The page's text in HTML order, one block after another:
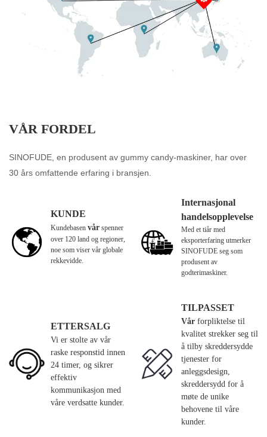
VÅR FORDEL
SINOFUDE, en produsent av gummy candy-maskiner, har over
30 års omfattende erfaring i bransjen.
KUNDE
Kundebasen vår spenner
over 120 land og regioner,
noe som viser vår globale
rekkevidde.
Internasjonal
handelsopplevelse
Med et tiår med
eksporterfaring utmerker
SINOFUDE seg som
produsent av
godterimaskiner.
ETTERSALG
Vi er stolte av vår
raske responstid innen
24 timer, og sikrer
effektiv
kommunikasjon med
våre verdsatte kunder.
TILPASSET
Vår forpliktelse til
kvalitet strekker seg til
å tilby skreddersydde
tjenester for
anleggsdesign,
skreddersydd for å
møte de unike
behovene til våre
kunder.